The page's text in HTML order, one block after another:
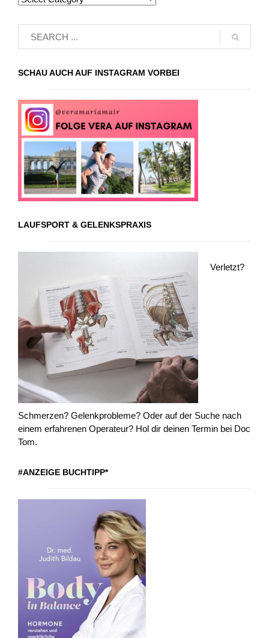
SCHAU AUCH AUF INSTAGRAM VORBEI
LAUFSPORT & GELENKSPRAXIS
Verletzt?
Schmerzen? Gelenkprobleme? Oder auf der Suche nach
einem erfahrenen Operateur? Hol dir deinen Termin bei Doc
Tom.
#ANZEIGE BUCHTIPP*